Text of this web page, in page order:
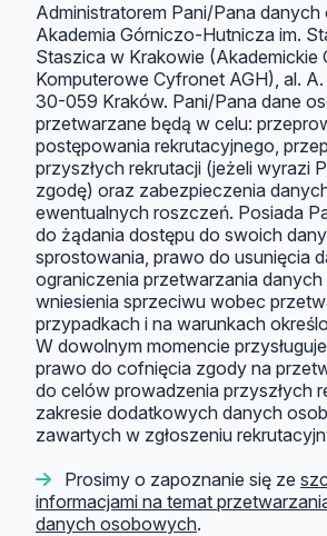
Administratorem Pani/Pana
Akademia Górniczo-Hutnicza im.
Staszica w Krakowie (Akademickie
Komputerowe Cyfronet AGH), al.
30-059 Kraków. Pani/Pana dane
przetwarzane będą w celu:
postępowania rekrutacyjnego,
przyszłych rekrutacji (jeżeli wyrazi
zgodę) oraz zabezpieczenia
ewentualnych roszczeń. Posiada
do żądania dostępu do swoich
sprostowania, prawo do usunięcia
ograniczenia przetwarzania
wniesienia sprzeciwu wobec
przypadkach i na warunkach
W dowolnym momencie
prawo do cofnięcia zgody na
do celów prowadzenia przyszłych
zakresie dodatkowych danych
zawartych w zgłoszeniu
Prosimy o zapoznanie się ze
informacjami na temat
danych osobowych.